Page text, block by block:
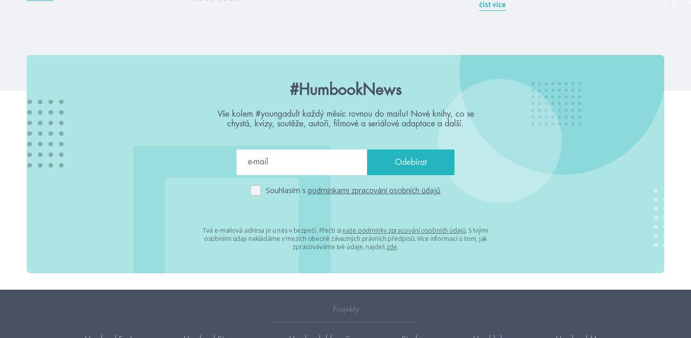
číst více
#HumbookNews
Vše kolem #youngadult každý měsíc rovnou do mailu! Nové knihy, co se
chystá, kvízy, soutěže, autoři, filmové a seriálové adaptace a další.
Souhlasím s podmínkami zpracování osobních údajů
Tvá e-mailová adresa je u nás v bezpečí. Přečti si naše podmínky zpracování osobních údajů. S tvými
osobními údaji nakládáme v mezích obecně závazných právních předpisů. Více informací o tom, jak
zpracováváme tvé údaje, najdeš zde.
Projekty